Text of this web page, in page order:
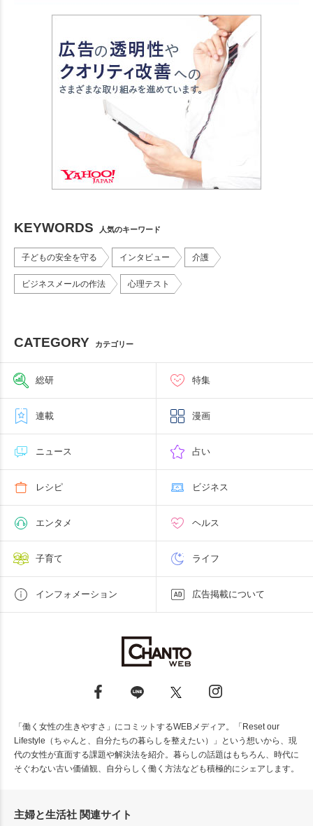
KEYWORDS 人気のキーワード
子どもの安全を守る インタビュー 介護
ビジネスメールの作法 心理テスト
CATEGORY カテゴリー
総研 特集
連載 漫画
ニュース 占い
レシピ ビジネス
エンタメ ヘルス
子育て ライフ
インフォメーション 広告掲載について
「働く女性の生きやすさ」にコミットするWEBメディア。「Reset our
Lifestyle（ちゃんと、自分たちの暮らしを整えたい）」という想いから、現
代の女性が直面する課題や解決法を紹介。暮らしの話題はもちろん、時代に
そぐわない古い価値観、自分らしく働く方法なども積極的にシェアします。
主婦と生活社 関連サイト